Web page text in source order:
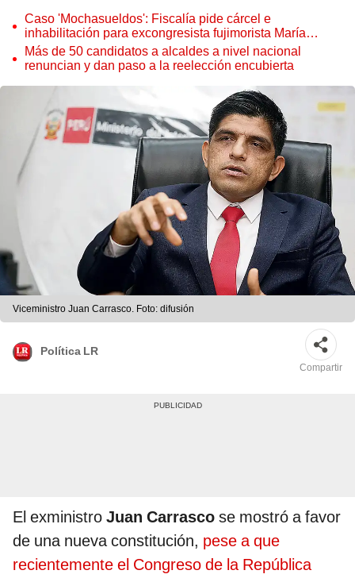
Caso 'Mochasueldos': Fiscalía pide cárcel e
inhabilitación para excongresista fujimorista María
Cordero Jon Tay
Más de 50 candidatos a alcaldes a nivel nacional
renuncian y dan paso a la reelección encubierta
Viceministro Juan Carrasco. Foto: difusión
Política LR
Compartir
El exministro Juan Carrasco se mostró a favor
de una nueva constitución, pese a que
recientemente el Congreso de la República